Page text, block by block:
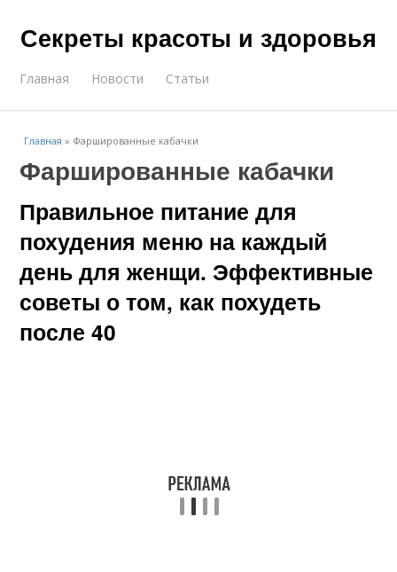
Секреты красоты и здоровья
Главная Новости Статьи
Главная » Фаршированные кабачки
Фаршированные кабачки
Правильное питание для
похудения меню на каждый
день для женщи. Эффективные
советы о том, как похудеть
после 40